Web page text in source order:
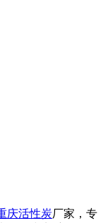
庆活性炭厂家，专